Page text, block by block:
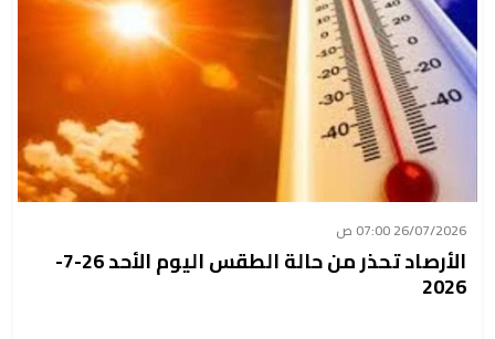
26/07/2026 07:00 ص
الأرصاد تحذر من حالة الطقس اليوم الأحد 26-7-
2026